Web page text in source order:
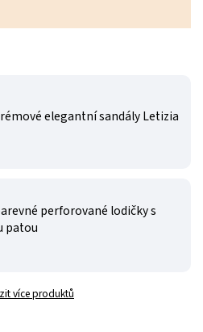
elegantní sandály Letizia
perforované lodičky s
patou
více produktů